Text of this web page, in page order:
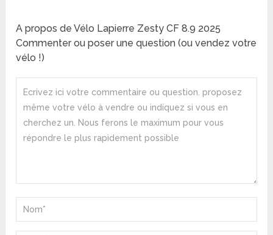
A propos de Vélo Lapierre Zesty CF 8.9 2025
Commenter ou poser une question (ou vendez votre
vélo !)